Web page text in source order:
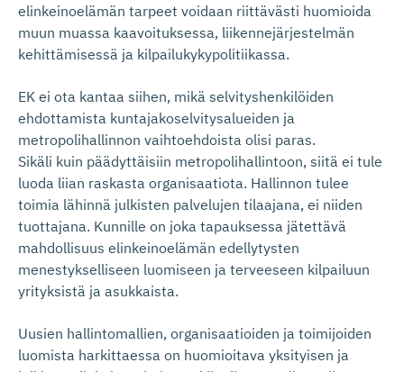
elinkeinoelämän tarpeet voidaan riittävästi huomioida
muun muassa kaavoituksessa, liikennejärjestelmän
kehittämisessä ja kilpailukykypolitiikassa.
EK ei ota kantaa siihen, mikä selvityshenkilöiden
ehdottamista kuntajakoselvitysalueiden ja
metropolihallinnon vaihtoehdoista olisi paras.
Sikäli kuin päädyttäisiin metropolihallintoon, siitä ei tule
luoda liian raskasta organisaatiota. Hallinnon tulee
toimia lähinnä julkisten palvelujen tilaajana, ei niiden
tuottajana. Kunnille on joka tapauksessa jätettävä
mahdollisuus elinkeinoelämän edellytysten
menestykselliseen luomiseen ja terveeseen kilpailuun
yrityksistä ja asukkaista.
Uusien hallintomallien, organisaatioiden ja toimijoiden
luomista harkittaessa on huomioitava yksityisen ja